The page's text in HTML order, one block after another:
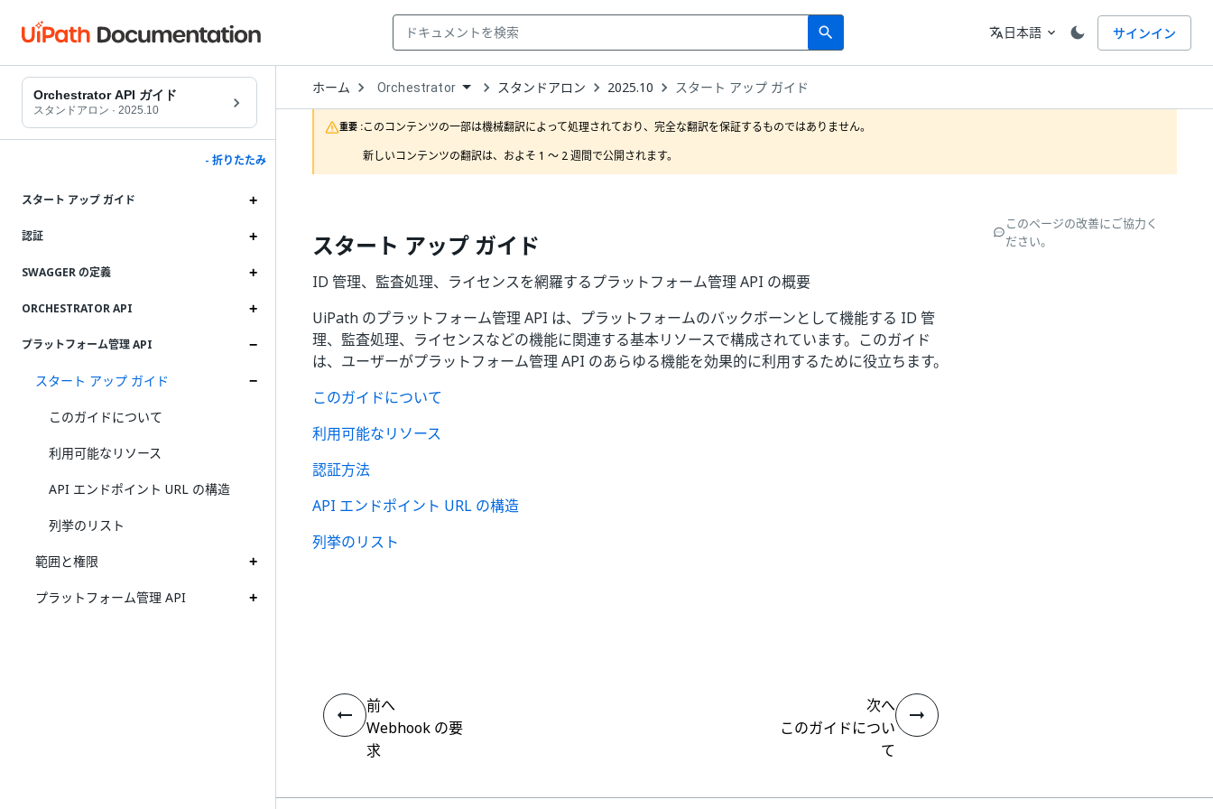
search
Search 言語
translate日本語 expand_more サインイン
Orchestrator API ガイド
スタンドアロン · 2025.10
- 折りたたみ
スタート アップ ガイド
認証
SWAGGER の定義
ORCHESTRATOR API
プラットフォーム管理 API
スタート アップ ガイド
このガイドについて
利用可能なリソース
API エンドポイント URL の構造
列挙のリスト
範囲と権限
プラットフォーム管理 API
ホーム Open
Dropdown
to
choose
product
Orchestrator スタンドアロン 2025.10 スタート アップ ガイド
重要 :このコンテンツの一部は機械翻訳によって処理されており、完全な翻訳を保証するものではありません。
新しいコンテンツの翻訳は、およそ 1 ～ 2 週間で公開されます。
スタート アップ ガイド
ID 管理、監査処理、ライセンスを網羅するプラットフォーム管理 API の概要
UiPath のプラットフォーム管理 API は、プラットフォームのバックボーンとして機能する ID 管
理、監査処理、ライセンスなどの機能に関連する基本リソースで構成されています。このガイド
は、ユーザーがプラットフォーム管理 API のあらゆる機能を効果的に利用するために役立ちます。
このガイドについて
利用可能なリソース
認証方法
API エンドポイント URL の構造
列挙のリスト
このページの改善にご協力く
ださい。
前へ
Webhook の要
求
次へ
このガイドについ
て